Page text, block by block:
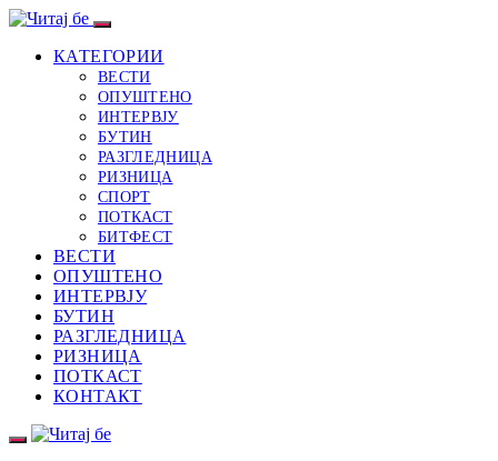
КАТЕГОРИИ
ВЕСТИ
ОПУШТЕНО
ИНТЕРВЈУ
БУТИН
РАЗГЛЕДНИЦА
РИЗНИЦА
СПОРТ
ПОТКАСТ
БИТФЕСТ
ВЕСТИ
ОПУШТЕНО
ИНТЕРВЈУ
БУТИН
РАЗГЛЕДНИЦА
РИЗНИЦА
ПОТКАСТ
КОНТАКТ